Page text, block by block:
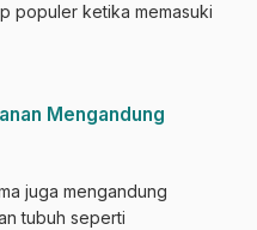
populer ketika memasuki
Mengandung
juga mengandung
tubuh seperti